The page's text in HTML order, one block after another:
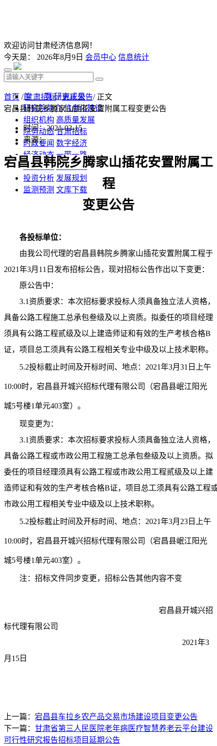
欢迎访问甘肃经济信息网！
今天是： 2026年8月9日 会员中心 信息统计
首 页 研究成果
研究院简介 信息化建设
组织机构 高质量发展
院务动态 甘肃招标
时政要闻 数字经济
经济动态 一带一路
发改视点 乡村振兴
投资分析 发展规划
监测预测 文库下载
首页 /甘肃招标/更正公告/ 正文
宕昌县韩院乡腾家山插花安置附属工程变更公告
时间：2021-03-15
来源：
宕昌县韩院乡腾家山插花安置附属工
程
变更公告
各投标单位：
由我公司代理的宕昌县韩院乡腾家山插花安置附属工程于
2021年3月11日发布招标公告，现对招标公告作出以下变更：
原公告中：
3.1资质要求：本次招标要求投标人须具备独立法人资格，
具备公路工程施工总承包叁级及以上资质。拟委任的项目经理
须具有公路工程贰级及以上建造师证和有效的生产考核合格B
证，项目总工须具有公路工程相关专业中级及以上技术职称。
5.2投标截止时间及开标时间、地点： 2021年3月 31 日上午
10:00时， 宕昌县开城兴招标代理有限公司 （宕昌县岷江阳光
城5号楼1单元403室）。
现变更为：
3.1资质要求：本次招标要求投标人须具备独立法人资格，
具备公路工程或市政公用工程施工总承包叁级及以上资质。拟
委任的项目经理须具有公路工程或市政公用工程贰级及以上建
造师证和有效的生产考核合格B证，项目总工须具有公路工程
市政公用工程相关专业中级及以上技术职称。
5.2投标截止时间及开标时间、地点： 2021年3月 23 日上午
10:00时， 宕昌县开城兴招标代理有限公司 （宕昌县岷江阳光
城5号楼1单元403室）。
注：招标文件同步变更，招标公告其他内容不变
宕昌县开城兴招
标代理有限公司
2021年3
月 15 日
上一篇： 宕昌县车拉乡农产品交易市场建设项目变更公告
下一篇： 甘肃省第三人民医院老年病医疗智慧养老云平台建设
可行性研究报告招标项目延期公告